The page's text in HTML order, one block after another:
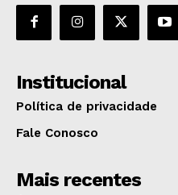
Institucional
Política de privacidade
Fale Conosco
Mais recentes